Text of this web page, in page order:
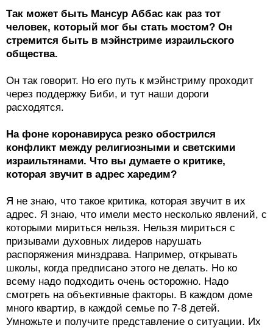
Так может быть Мансур Аббас как раз тот
человек, который мог бы стать мостом? Он
стремится быть в мэйнстриме израильского
общества.
Он так говорит. Но его путь к мэйнстриму проходит
через поддержку Биби, и тут наши дороги
расходятся.
На фоне коронавируса резко обострился
конфликт между религиозными и светскими
израильтянами. Что вы думаете о критике,
которая звучит в адрес харедим?
Я не знаю, что такое критика, которая звучит в их
адрес. Я знаю, что имели место несколько явлений, с
которыми мириться нельзя. Нельзя мириться с
призывами духовных лидеров нарушать
распоряжения минздрава. Например, открывать
школы, когда предписано этого не делать. Но ко
всему надо подходить очень осторожно. Надо
смотреть на объективные факторы. В каждом доме
много квартир, в каждой семье по 7-8 детей.
Умножьте и получите представление о ситуации. Их